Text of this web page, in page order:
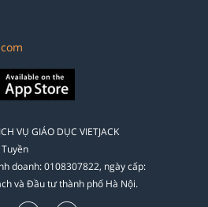
VỤ GIÁO DỤC VIETJACK
doanh: 0108307822, ngày cấp:
và Đầu tư thành phố Hà Nội.